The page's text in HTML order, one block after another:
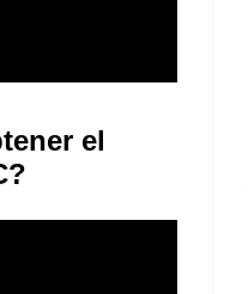
el